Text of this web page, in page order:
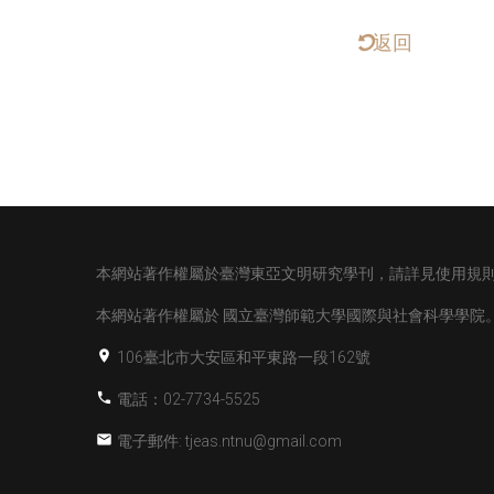
返回
本網站著作權屬於臺灣東亞文明研究學刊，請詳見使用規
本網站著作權屬於 國立臺灣師範大學國際與社會科學學院
106臺北市大安區和平東路一段162號
電話：02-7734-5525
電子郵件: tjeas.ntnu@gmail.com